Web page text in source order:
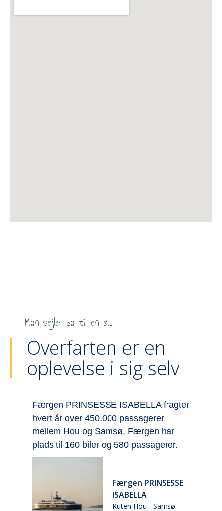
Man sejler da til en ø...
Overfarten er en
oplevelse i sig selv
Færgen PRINSESSE ISABELLA fragter
hvert år over 450.000 passagerer
mellem Hou og Samsø. Færgen har
plads til 160 biler og 580 passagerer.
Færgen PRINSESSE
ISABELLA
Ruten Hou - Samsø